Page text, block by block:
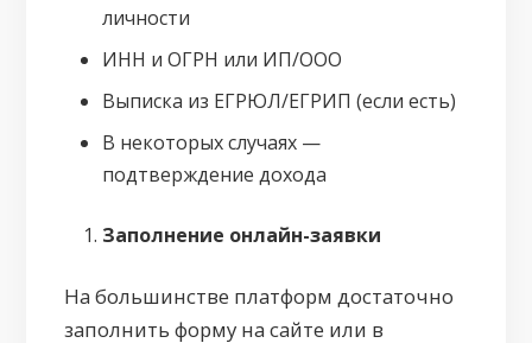
личности
ИНН и ОГРН или ИП/ООО
Выписка из ЕГРЮЛ/ЕГРИП (если есть)
В некоторых случаях —
подтверждение дохода
Заполнение онлайн-заявки
На большинстве платформ достаточно
заполнить форму на сайте или в